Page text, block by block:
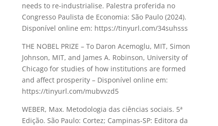
needs to re-industrialise. Palestra proferida no
Congresso Paulista de Economia: São Paulo (2024).
Disponível online em: https://tinyurl.com/34suhsss
THE NOBEL PRIZE – To Daron Acemoglu, MIT, Simon
Johnson, MIT, and James A. Robinson, University of
Chicago for studies of how institutions are formed
and affect prosperity – Disponível online em:
https://tinyurl.com/mubvvzd5
WEBER, Max. Metodologia das ciências sociais. 5ª
Edição. São Paulo: Cortez; Campinas-SP: Editora da